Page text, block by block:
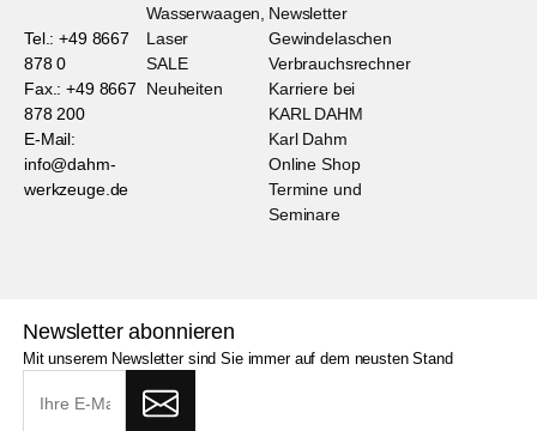
Tel.: +49 8667
878 0
Fax.: +49 8667
878 200
E-Mail:
info@dahm-
werkzeuge.de
Wasserwaagen,
Laser
SALE
Neuheiten
Newsletter
Gewindelaschen
Verbrauchsrechner
Karriere bei
KARL DAHM
Karl Dahm
Online Shop
Termine und
Seminare
Newsletter abonnieren
Mit unserem Newsletter sind Sie immer auf dem neusten Stand